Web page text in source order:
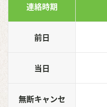
連絡時期
前日
当日
無断キャンセ